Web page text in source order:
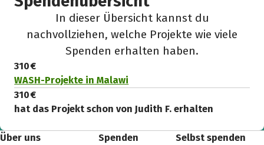
In dieser Übersicht kannst du
nachvollziehen, welche Projekte wie viele
Spenden erhalten haben.
310 €
WASH-Projekte in Malawi
310 €
hat das Projekt schon von Judith F. erhalten
Über uns
Spenden
Selbst spenden